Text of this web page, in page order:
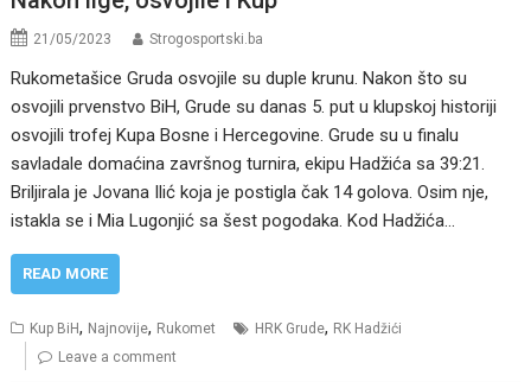
21/05/2023 Strogosportski.ba
Rukometašice Gruda osvojile su duple krunu. Nakon što su
osvojili prvenstvo BiH, Grude su danas 5. put u klupskoj historiji
osvojili trofej Kupa Bosne i Hercegovine. Grude su u finalu
savladale domaćina završnog turnira, ekipu Hadžića sa 39:21.
Briljirala je Jovana Ilić koja je postigla čak 14 golova. Osim nje,
istakla se i Mia Lugonjić sa šest pogodaka. Kod Hadžića…
READ MORE
Kup BiH, Najnovije, Rukomet HRK Grude, RK Hadžići
Leave a comment